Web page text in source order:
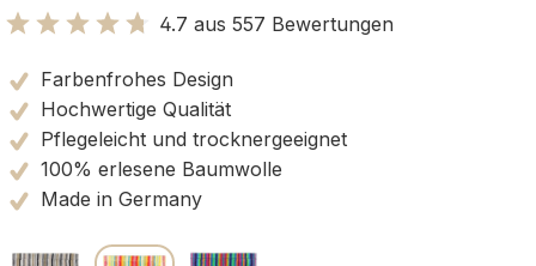
4.7 aus 557 Bewertungen
Farbenfrohes Design
Hochwertige Qualität
Pflegeleicht und trocknergeeignet
100% erlesene Baumwolle
Made in Germany